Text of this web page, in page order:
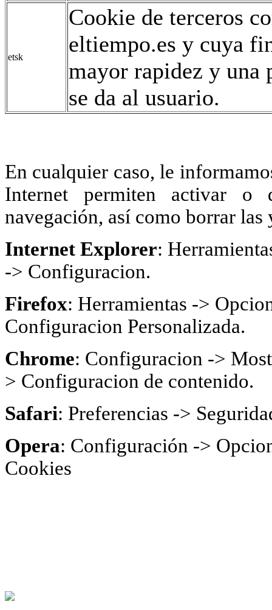
etsk
Cookie de terceros
eltiempo.es y cuya
mayor rapidez y una
se da al usuario.
En cualquier caso, le
Internet permiten activar o
navegación, así como borrar las
Internet Explorer:
-> Configuracion.
Firefox: Herramientas ->
Configuracion Personalizada.
Chrome: Configuracion ->
> Configuracion de contenido.
Safari: Preferencias ->
Opera: Configuración ->
Cookies